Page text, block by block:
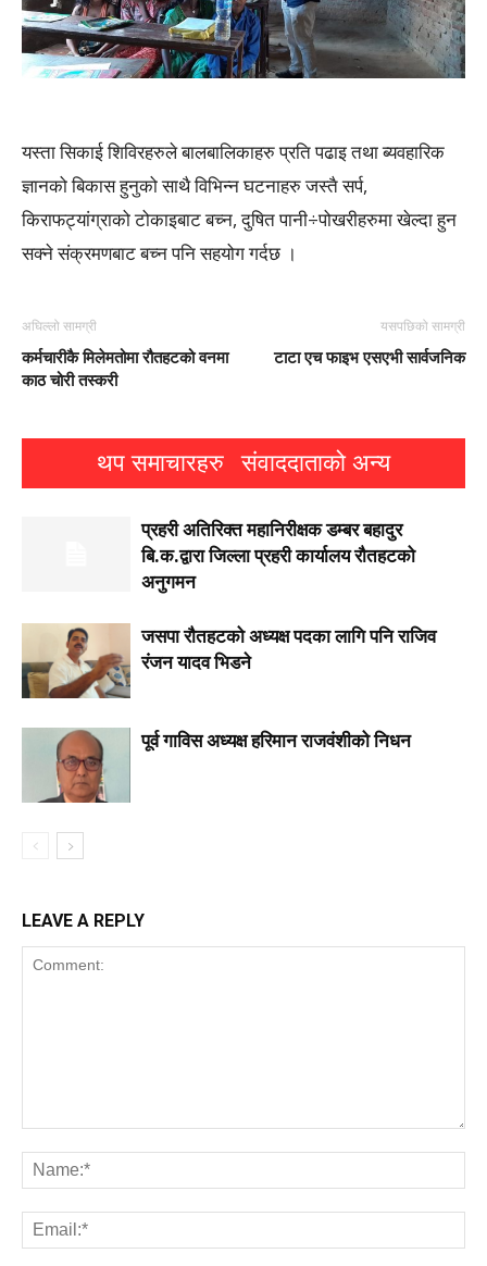
यस्ता सिकाई शिविरहरुले बालबालिकाहरु प्रति पढाइ तथा ब्यवहारिक
ज्ञानको बिकास हुनुको साथै विभिन्न घटनाहरु जस्तै सर्प,
किराफट्यांग्राको टोकाइबाट बच्न, दुषित पानी÷पोखरीहरुमा खेल्दा हुन
सक्ने संक्रमणबाट बच्न पनि सहयोग गर्दछ ।
अघिल्लो सामग्री
कर्मचारीकै मिलेमतोमा रौतहटको वनमा
काठ चोरी तस्करी
यसपछिको सामग्री
टाटा एच फाइभ एसएभी सार्वजनिक
थप समाचारहरु संवाददाताको अन्य
प्रहरी अतिरिक्त महानिरीक्षक डम्बर बहादुर
बि.क.द्वारा जिल्ला प्रहरी कार्यालय रौतहटको
अनुगमन
जसपा राैतहटको अध्यक्ष पदका लागि पनि राजिव
रंजन यादव भिडने
पूर्व गाविस अध्यक्ष हरिमान राजवंशीको निधन
LEAVE A REPLY